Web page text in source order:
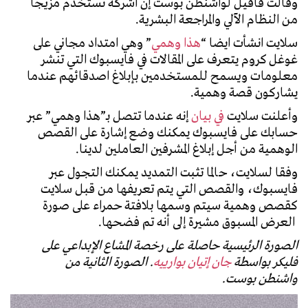
وقالت فافيل لواشنطن بوست إن اشركة تستخدم مزيجا
من النظام الآلي والمراجعة البشرية.
سلايت انشأت ايضا “هذا وهمي ” وهي امتداد مجاني على
غوغل كروم يتعرف على المقالات في فايسبوك التي تنشر
معلومات ويسمح للمستخدمين بإبلاغ اصدقائهم عندما
يشاركون قصة وهمية.
وأعلنت سلايتفي بيانإنه عندما تتصل بـ”هذا وهمي” عبر
حسابك على فايسبوك يمكنك وضع إشارة على القصص
الوهمية من أجل إبلاغ المشرفين العاملين لدينا.
وفقا لسلايت، حالما تثبت التمديد يمكنك التجول عبر
فايسبوك، والقصص التي يتم تعريفها من قبل سلايت
كقصص وهمية سيتم وسمها بلافتة حمراء على صورة
العرض المسبوق مشيرة إلى أنه تم فضحها.
الصورة الرئيسية حاصلة على رخصة المشاع الإبداعي على
فليكر بواسطةجان إتيان بوارييه. الصورة الثانية من
واشنطن بوست.